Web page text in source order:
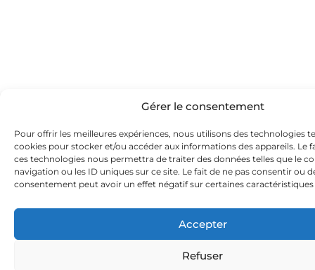
Gérer le consentement
Pour offrir les meilleures expériences, nous utilisons des technologies
cookies pour stocker et/ou accéder aux informations des appareils. Le
ces technologies nous permettra de traiter des données telles que le
navigation ou les ID uniques sur ce site. Le fait de ne pas consentir ou
consentement peut avoir un effet négatif sur certaines
Accepter
Refuser